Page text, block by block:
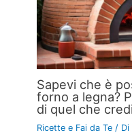
Sapevi che è
forno a legna?
di quel che
Ricette e Fai da Te / Di